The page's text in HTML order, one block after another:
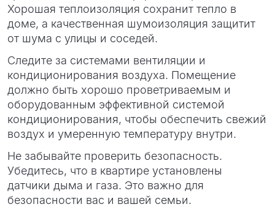
Хорошая теплоизоляция сохранит тепло в
доме, а качественная шумоизоляция защитит
от шума с улицы и соседей.
Следите за системами вентиляции и
кондиционирования воздуха. Помещение
должно быть хорошо проветриваемым и
оборудованным эффективной системой
кондиционирования, чтобы обеспечить свежий
воздух и умеренную температуру внутри.
Не забывайте проверить безопасность.
Убедитесь, что в квартире установлены
датчики дыма и газа. Это важно для
безопасности вас и вашей семьи.